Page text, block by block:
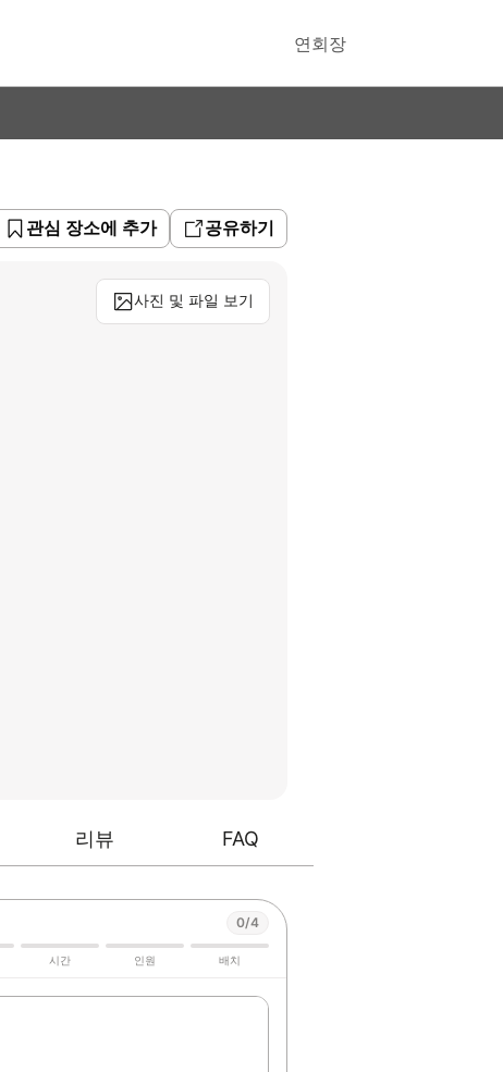
연회장
관심 장소에 추가 공유하기
사진 및 파일 보기
리뷰 FAQ
0/4
시간 인원 배치